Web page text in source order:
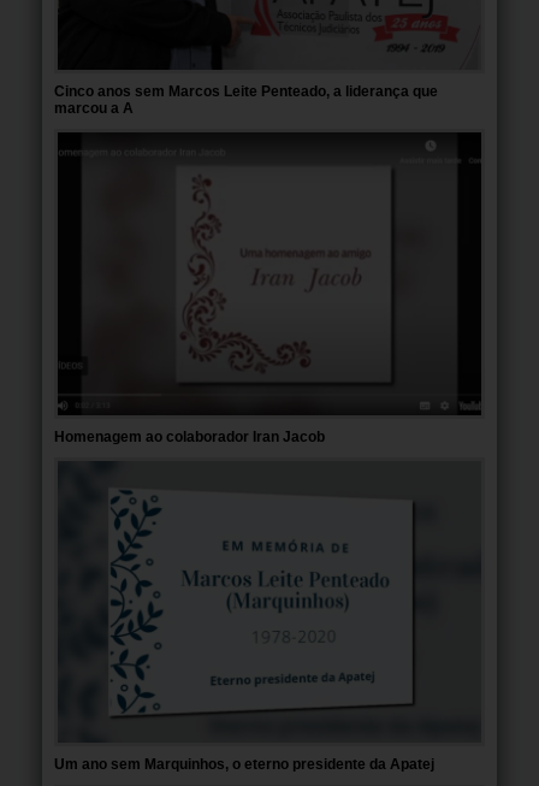
Cinco anos sem Marcos Leite Penteado, a liderança que
marcou a A
Homenagem ao colaborador Iran Jacob
Um ano sem Marquinhos, o eterno presidente da Apatej